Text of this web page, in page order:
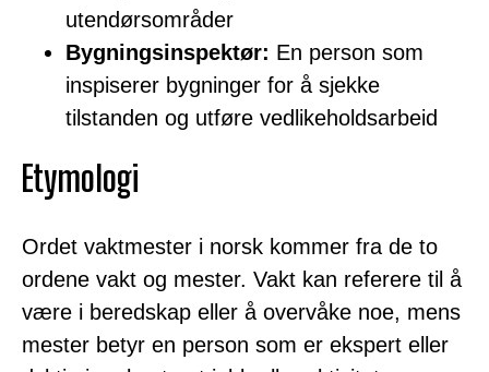
utendørsområder
Bygningsinspektør: En person som
inspiserer bygninger for å sjekke
tilstanden og utføre vedlikeholdsarbeid
Etymologi
Ordet vaktmester i norsk kommer fra de to
ordene vakt og mester. Vakt kan referere til å
være i beredskap eller å overvåke noe, mens
mester betyr en person som er ekspert eller